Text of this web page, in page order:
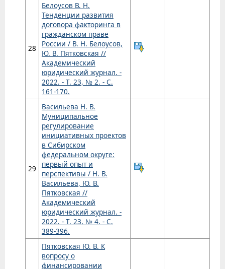
28
Белоусов В. Н.
Тенденции развития
договора факторинга в
гражданском праве
России / В. Н. Белоусов,
Ю. В. Пятковская //
Академический
юридический журнал. -
2022. - Т. 23, № 2. - С.
161-170.
29
Васильева Н. В.
Муниципальное
регулирование
инициативных проектов
в Сибирском
федеральном округе:
первый опыт и
перспективы / Н. В.
Васильева, Ю. В.
Пятковская //
Академический
юридический журнал. -
2022. - Т. 23, № 4. - С.
389-396.
Пятковская Ю. В. К
вопросу о
финансировании